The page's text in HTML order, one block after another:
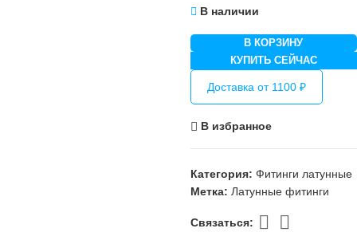
В наличии
В КОРЗИНУ
КУПИТЬ СЕЙЧАС
Доставка от 1100 ₽
В избранное
Категория: Фитинги латунные
Метка: Латунные фитинги
Связаться: